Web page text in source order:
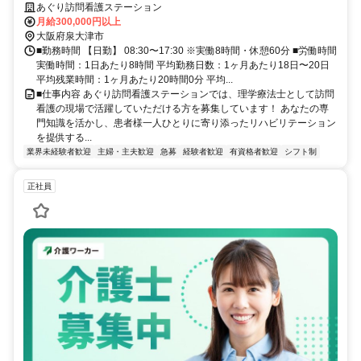
あぐり訪問看護ステーション
月給300,000円以上
大阪府泉大津市
■勤務時間 【日勤】 08:30〜17:30 ※実働8時間・休憩60分 ■労働時間
実働時間：1日あたり8時間 平均勤務日数：1ヶ月あたり18日〜20日
平均残業時間：1ヶ月あたり20時間0分 平均...
■仕事内容 あぐり訪問看護ステーションでは、理学療法士として訪問
看護の現場で活躍していただける方を募集しています！ あなたの専
門知識を活かし、患者様一人ひとりに寄り添ったリハビリテーション
を提供する...
業界未経験者歓迎 主婦・主夫歓迎 急募 経験者歓迎 有資格者歓迎 シフト制
正社員